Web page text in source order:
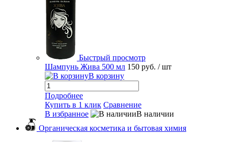
Быстрый просмотр
Шампунь Жива 500 мл 150 руб. / шт
В корзину
Подробнее
Купить в 1 клик Сравнение
В избранное
В наличии
Органическая косметика и бытовая химия